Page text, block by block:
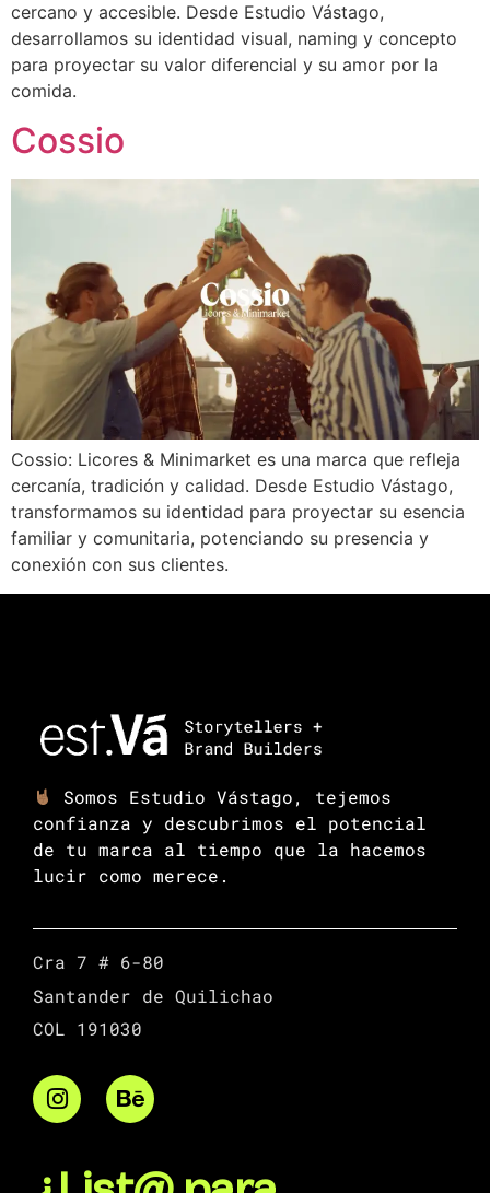
cercano y accesible. Desde Estudio Vástago,
desarrollamos su identidad visual, naming y concepto
para proyectar su valor diferencial y su amor por la
comida.
Cossio
Cossio: Licores & Minimarket es una marca que refleja
cercanía, tradición y calidad. Desde Estudio Vástago,
transformamos su identidad para proyectar su esencia
familiar y comunitaria, potenciando su presencia y
conexión con sus clientes.
Somos Estudio Vástago, tejemos
confianza y descubrimos el potencial
de tu marca al tiempo que la hacemos
lucir como merece.
Cra 7 # 6-80
Santander de Quilichao
COL 191030